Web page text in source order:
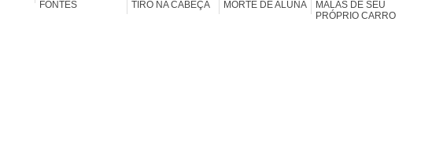
FONTES
TIRO NA CABEÇA
MORTE DE ALUNA
MALAS DE SEU
PRÓPRIO CARRO